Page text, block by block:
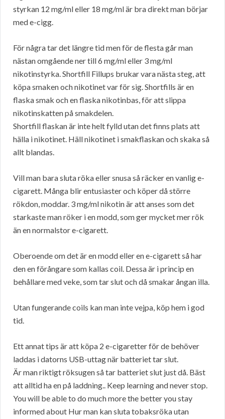
styrkan 12 mg/ml eller 18 mg/ml är bra direkt man börjar
med e-cigg.
För några tar det längre tid men för de flesta går man
nästan omgående ner till 6 mg/ml eller 3 mg/ml
nikotinstyrka. Shortfill Fillups brukar vara nästa steg, att
köpa smaken och nikotinet var för sig. Shortfills är en
flaska smak och en flaska nikotinbas, för att slippa
nikotinskatten på smakdelen.
Shortfill flaskan är inte helt fylld utan det finns plats att
hälla i nikotinet. Häll nikotinet i smakflaskan och skaka så
allt blandas.
Vill man bara sluta röka eller snusa så räcker en vanlig e-
cigarett. Många blir entusiaster och köper då större
rökdon, moddar. 3 mg/ml nikotin är att anses som det
starkaste man röker i en modd, som ger mycket mer rök
än en normalstor e-cigarett.
Oberoende om det är en modd eller en e-cigarett så har
den en förångare som kallas coil. Dessa är i princip en
behållare med veke, som tar slut och då smakar ångan illa.
Utan fungerande coils kan man inte vejpa, köp hem i god
tid.
Ett annat tips är att köpa 2 e-cigaretter för de behöver
laddas i datorns USB-uttag när batteriet tar slut.
Är man riktigt röksugen så tar batteriet slut just då. Bäst
att alltid ha en på laddning.. Keep learning and never stop.
You will be able to do much more the better you stay
informed about Hur man kan sluta tobaksröka utan